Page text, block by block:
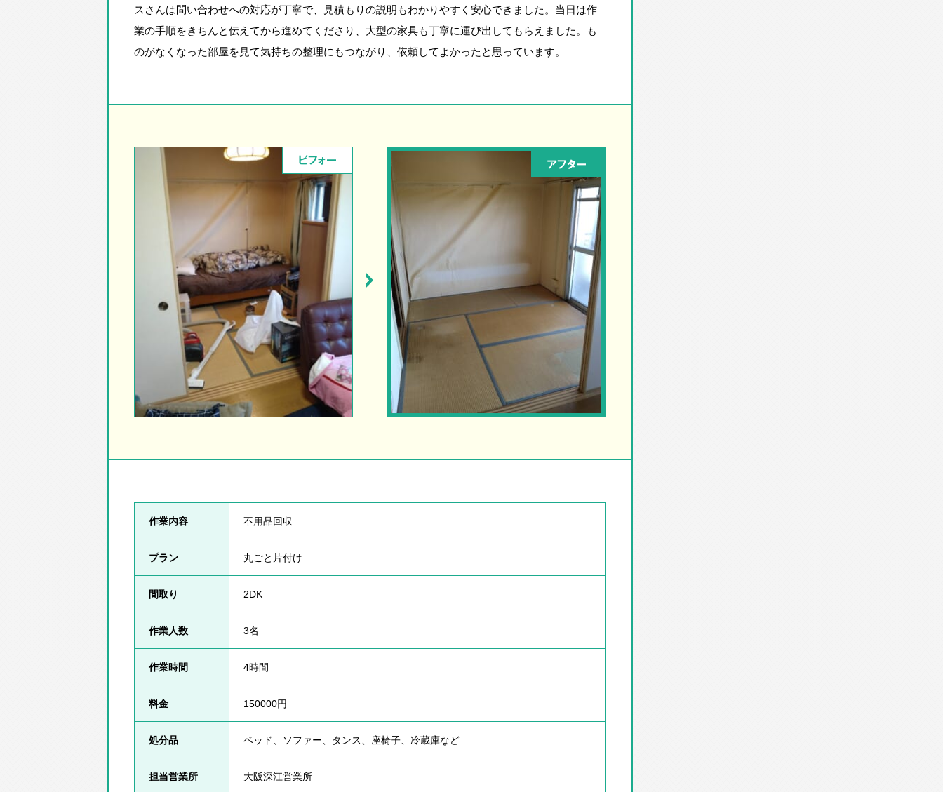
スさんは問い合わせへの対応が丁寧で、見積もりの説明もわかりやすく安心できました。当日は作
業の手順をきちんと伝えてから進めてくださり、大型の家具も丁寧に運び出してもらえました。も
のがなくなった部屋を見て気持ちの整理にもつながり、依頼してよかったと思っています。
ビフォー アフター
作業内容 不用品回収
プラン 丸ごと片付け
間取り 2DK
作業人数 3名
作業時間 4時間
料金 150000円
処分品 ベッド、ソファー、タンス、座椅子、冷蔵庫など
担当営業所 大阪深江営業所